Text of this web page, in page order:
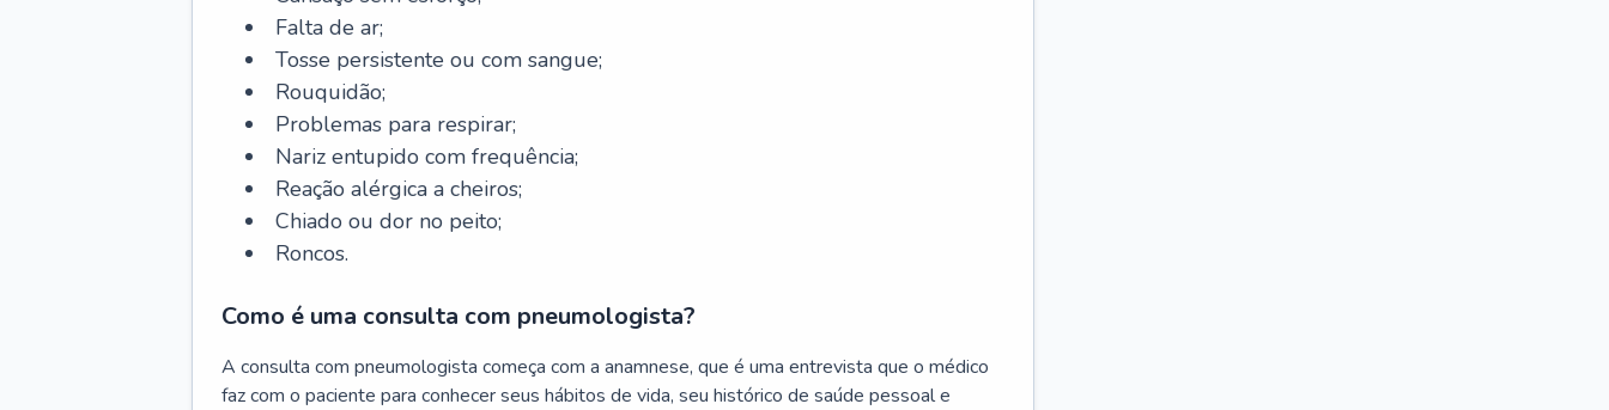
Falta de ar;
Tosse persistente ou com sangue;
Rouquidão;
Problemas para respirar;
Nariz entupido com frequência;
Reação alérgica a cheiros;
Chiado ou dor no peito;
Roncos.
Como é uma consulta com pneumologista?
A consulta com pneumologista começa com a anamnese, que é uma entrevista que o médico
faz com o paciente para conhecer seus hábitos de vida, seu histórico de saúde pessoal e